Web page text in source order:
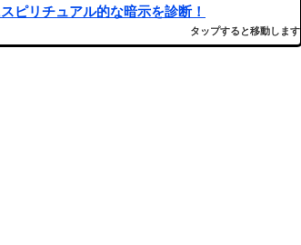
ピリチュアル的な暗示を診断！
タップすると移動します